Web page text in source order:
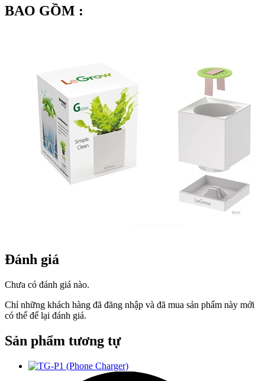
BAO GỒM :
Đánh giá
Chưa có đánh giá nào.
Chỉ những khách hàng đã đăng nhập và đã mua sản phẩm này mới
có thể để lại đánh giá.
Sản phẩm tương tự